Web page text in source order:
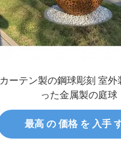
カーテン製の鋼球彫刻 室外
った金属製の庭球
最高 の 価格 を 入手